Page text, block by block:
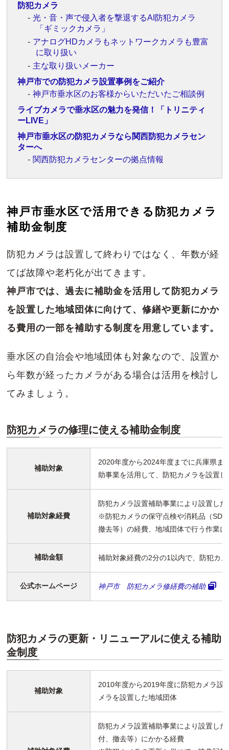
防犯カメラ
光・音・声で侵入者を撃退するAI防犯カメラ
「ギミックカメラ」
アナログHDカメラもネットワークカメラも豊富
に取り扱い
主な取り扱いメーカー
神戸市での防犯カメラ設置事例をご紹介
神戸市垂水区のお客様からいただいたご相談例
ライブカメラで垂水区の魅力を発信！「トリニティ
ーLIVE」
神戸市垂水区の防犯カメラなら関西防犯カメラセン
ターへ
関西防犯カメラセンターの拠点情報
神戸市垂水区で活用できる防犯カメラ
補助金制度
防犯カメラは設置して終わりではなく、年数が経
てば故障や老朽化が出てきます。
神戸市では、過去に補助金を活用して防犯カメラ
を設置した地域団体に向けて、修繕や更新にかか
る費用の一部を補助する制度を用意しています。
垂水区の自治会や地域団体も対象なので、設置か
ら年数が経ったカメラがある場合は活用を検討し
てみましょう。
防犯カメラの修理に使える補助金制度
補助対象
2020年度から2024年度までに兵庫県ま
助事業を活用して、防犯カメラを設置
補助対象経費
防犯カメラ設置補助事業により設置し
※防犯カメラの保守点検や消耗品（SD
撤去等）の経費、地域団体で行う作業
補助金額 補助対象経費の2分の1以内で、防犯カ
公式ホームページ 神戸市 防犯カメラ修繕費の補助
防犯カメラの更新・リニューアルに使える補助
金制度
補助対象
2010年度から2019年度に防犯カメラ設
メラを設置した地域団体
防犯カメラ設置補助事業により設置し
付、撤去等）にかかる経費